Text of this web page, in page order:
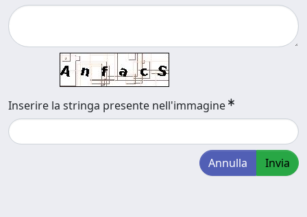
Inserire la stringa presente nell'immagine
Annulla Invia